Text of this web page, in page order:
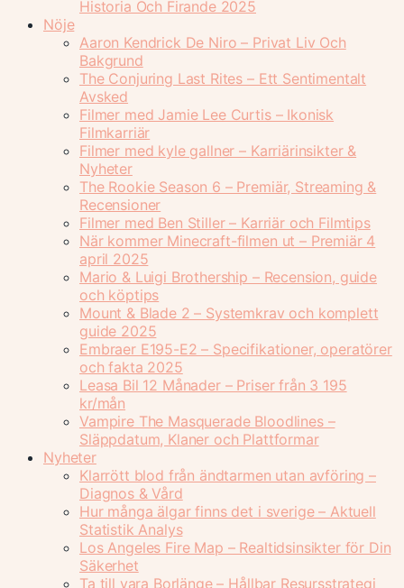
Historia Och Firande 2025
Nöje
Aaron Kendrick De Niro – Privat Liv Och
Bakgrund
The Conjuring Last Rites – Ett Sentimentalt
Avsked
Filmer med Jamie Lee Curtis – Ikonisk
Filmkarriär
Filmer med kyle gallner – Karriärinsikter &
Nyheter
The Rookie Season 6 – Premiär, Streaming &
Recensioner
Filmer med Ben Stiller – Karriär och Filmtips
När kommer Minecraft-filmen ut – Premiär 4
april 2025
Mario & Luigi Brothership – Recension, guide
och köptips
Mount & Blade 2 – Systemkrav och komplett
guide 2025
Embraer E195-E2 – Specifikationer, operatörer
och fakta 2025
Leasa Bil 12 Månader – Priser från 3 195
kr/mån
Vampire The Masquerade Bloodlines –
Släppdatum, Klaner och Plattformar
Nyheter
Klarrött blod från ändtarmen utan avföring –
Diagnos & Vård
Hur många älgar finns det i sverige – Aktuell
Statistik Analys
Los Angeles Fire Map – Realtidsinsikter för Din
Säkerhet
Ta till vara Borlänge – Hållbar Resursstrategi